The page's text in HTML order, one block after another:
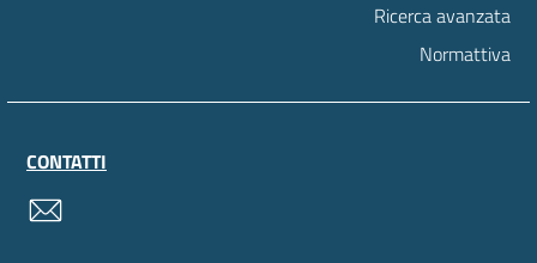
Ricerca avanzata
Normattiva
CONTATTI